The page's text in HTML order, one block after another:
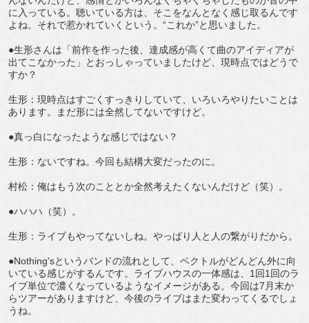
に入っている。聴いている方は、そこをなんとなく感じ取るんです
よね。それで惹かれていくという。“これか”と思いました。
●生形さんは「前作を作った後、達成感が高くて曲のアイディアが
出てこなかった」とおっしゃっていましたけど、現時点ではどうで
すか？
生形：現時点はすごくすっきりしていて、いろいろやりたいことは
あります。まだ形には全然してないですけど。
●真っ白になったような感じではない？
生形：ないですね。今回も結構大変だったのに。
村松：俺はもう次のこととか全然考えたくないんだけど（笑）。
●ハハハ（笑）。
生形：ライブもやってないしね。やっぱり人と人の繋がりだから。
●Nothing'sというバンドの流れとして、ベクトルがどんどん外に向
いている感じがするんです。ライブハウスの一体感は、1回1回のラ
イブ単位で濃くなっているようなイメージがある。今回は7月末か
らツアーがありますけど、今後のライブはまた変わってくるでしょ
うね。